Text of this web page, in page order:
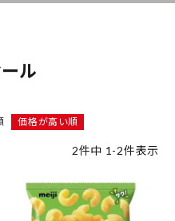
ル
価格が高い順
2件中 1 -2件表示